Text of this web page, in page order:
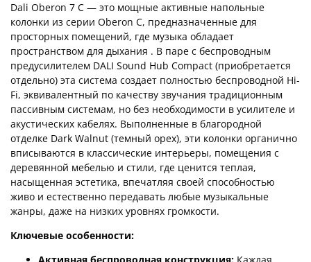
Dali Oberon 7 C — это мощные активные напольные
колонки из серии Oberon C, предназначенные для
просторных помещений, где музыка обладает
пространством для дыхания . В паре с беспроводным
предусилителем DALI Sound Hub Compact (приобретается
отдельно) эта система создает полностью беспроводной Hi-
Fi, эквивалентный по качеству звучания традиционным
пассивным системам, но без необходимости в усилителе и
акустических кабелях. Выполненные в благородной
отделке Dark Walnut (темный орех), эти колонки органично
вписываются в классические интерьеры, помещения с
деревянной мебелью и стили, где ценится теплая,
насыщенная эстетика, впечатляя своей способностью
живо и естественно передавать любые музыкальные
жанры, даже на низких уровнях громкости.
Ключевые особенности: